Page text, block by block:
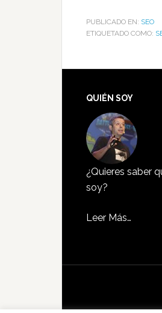
PUBLICADO EN: SEO
ETIQUETADO COMO:
QUIÉN SOY
¿Quieres saber
soy?
Leer Más…